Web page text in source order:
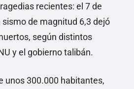
recientes: el 7 de
de magnitud 6,3 dejó
según distintos
y el gobierno talibán.
unos 300.000 habitantes,